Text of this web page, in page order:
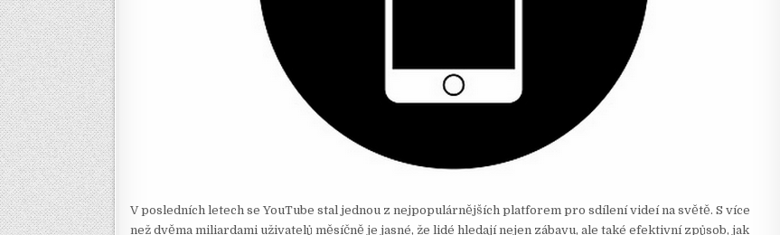
V posledních letech se YouTube stal jednou z nejpopulárnějších platforem pro sdílení videí na světě. S více
než dvěma miliardami uživatelů měsíčně je jasné, že lidé hledají nejen zábavu, ale také efektivní způsob, jak